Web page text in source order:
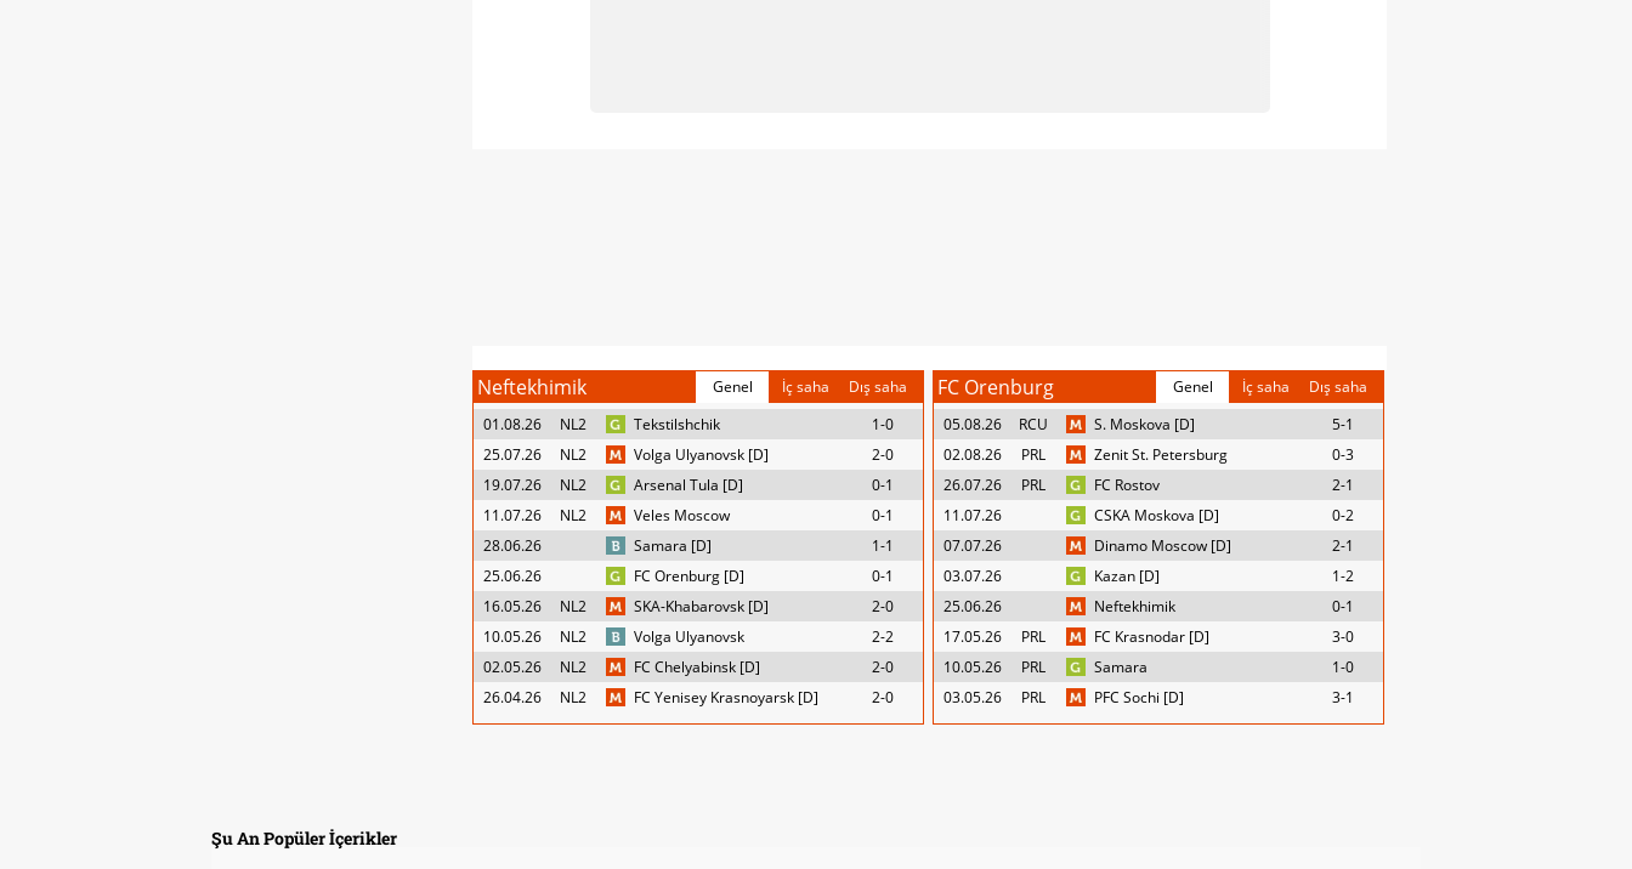
Neftekhimik Genel İç saha
Dış saha
01.08.26
NL2 Tekstilshchik
1-0
25.07.26
NL2 Volga Ulyanovsk [D]
2-0
19.07.26
NL2 Arsenal Tula [D]
0-1
11.07.26
NL2 Veles Moscow
0-1
28.06.26
Samara [D]
1-1
25.06.26
FC Orenburg [D]
0-1
16.05.26
NL2 SKA-Khabarovsk [D]
2-0
10.05.26
NL2 Volga Ulyanovsk
2-2
02.05.26
NL2 FC Chelyabinsk [D]
2-0
26.04.26
NL2 FC Yenisey Krasnoyarsk [D] 2-0
FC Orenburg Genel İç saha
Dış saha
05.08.26
RCU S. Moskova [D]
5-1
02.08.26
PRL Zenit St. Petersburg
0-3
26.07.26
PRL FC Rostov
2-1
11.07.26
CSKA Moskova [D]
0-2
07.07.26
Dinamo Moscow [D]
2-1
03.07.26
Kazan [D]
1-2
25.06.26
Neftekhimik
0-1
17.05.26
PRL FC Krasnodar [D]
3-0
10.05.26
PRL Samara
1-0
03.05.26
PRL PFC Sochi [D] 3-1
Şu An Popüler İçerikler